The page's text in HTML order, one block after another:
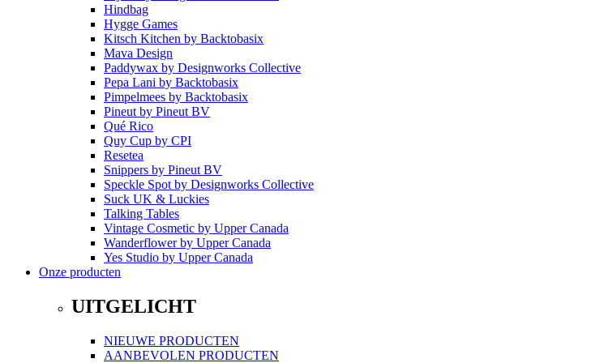
Hindbag
Hygge Games
Kitsch Kitchen by Backtobasix
Mava Design
Paddywax by Designworks Collective
Pepa Lani by Backtobasix
Pimpelmees by Backtobasix
Pineut by Pineut BV
Qué Rico
Quy Cup by CPI
Resetea
Snippers by Pineut BV
Speckle Spot by Designworks Collective
Suck UK & Luckies
Talking Tables
Vintage Cosmetic by Upper Canada
Wanderflowerby Upper Canada
Yes Studio by Upper Canada
Onze producten
UITGELICHT
NIEUWE PRODUCTEN
AANBEVOLEN PRODUCTEN